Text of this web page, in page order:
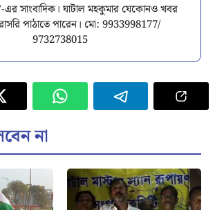
এর সাংবাদিক। ঘাটাল মহকুমার যেকোনও খবর
পাঠাতে পারেন। মো: 9933998177/
9732738015
না